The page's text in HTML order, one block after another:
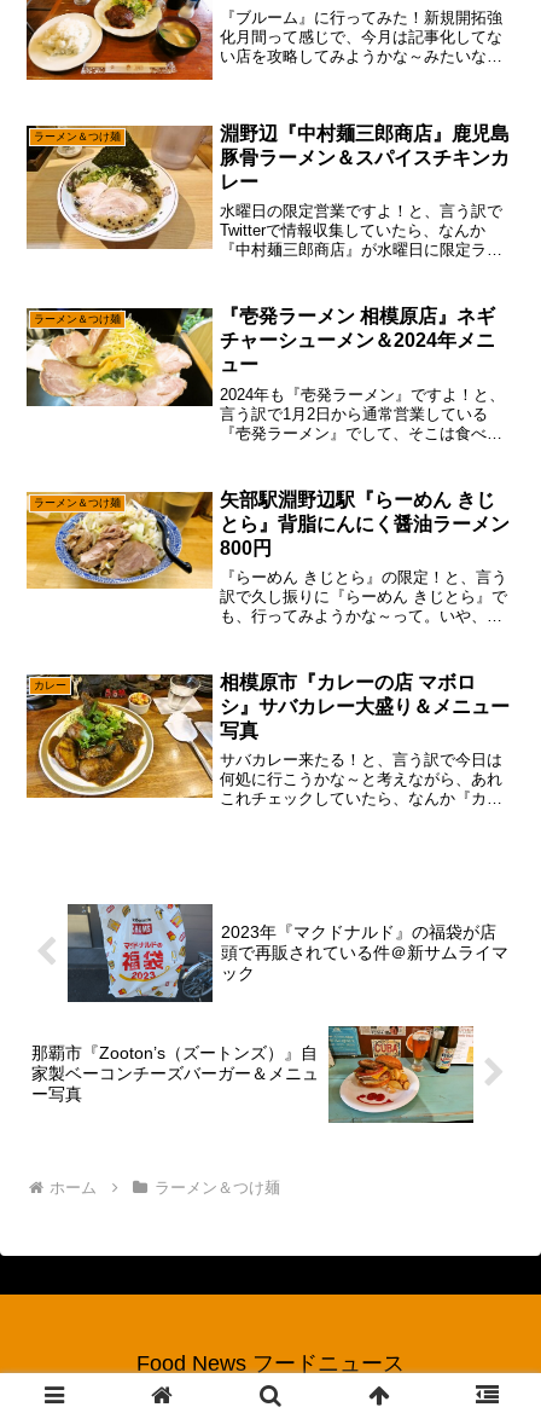
『ブルーム』に行ってみた！新規開拓強
化月間って感じで、今月は記事化してな
い店を攻略してみようかな～みたいな？
てなかったりだったので見...
ラーメン＆つけ麺
淵野辺『中村麺三郎商店』鹿児島
豚骨ラーメン＆スパイスチキンカ
レー
水曜日の限定営業ですよ！と、言う訳で
Twitterで情報収集していたら、なんか
『中村麺三郎商店』が水曜日に限定ラー
ラーメンはちょいちょいやる『中村麺三
郎商店』ですが、今...
ラーメン＆つけ麺
『壱発ラーメン 相模原店』ネギ
チャーシューメン＆2024年メニ
ュー
2024年も『壱発ラーメン』ですよ！と、
言う訳で1月2日から通常営業している
『壱発ラーメン』でして、そこは食べに
的には有り難いぞ～って。ま、他にも何
軒か営業しています...
ラーメン＆つけ麺
矢部駅淵野辺駅『らーめん きじ
とら』背脂にんにく醤油ラーメン
800円
『らーめん きじとら』の限定！と、言う
訳で久し振りに『らーめん きじとら』で
も、行ってみようかな～って。いや、や
報をアップデートしないとですんで。う
ん。まあ、アップデー...
カレー
相模原市『カレーの店 マボロ
シ』サバカレー大盛り＆メニュー
写真
サバカレー来たる！と、言う訳で今日は
何処に行こうかな～と考えながら、あれ
これチェックしていたら、なんか『カレ
2023年『マクドナルド』の福袋が店
頭で再販されている件＠新サムライマ
ック
那覇市『Zooton’s（ズートンズ）』自
家製ベーコンチーズバーガー＆メニュ
ー写真
ホーム ラーメン＆つけ麺
Food News フードニュース
© 2017 Food News フードニュース.